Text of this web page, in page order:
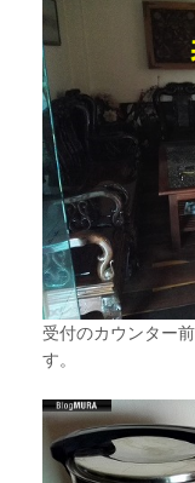
受付のカウンター
す。